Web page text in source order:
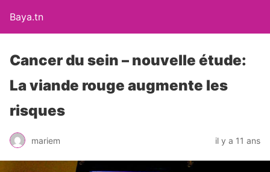
Baya.tn
Cancer du sein – nouvelle étude:
La viande rouge augmente les
risques
mariem il y a 11 ans